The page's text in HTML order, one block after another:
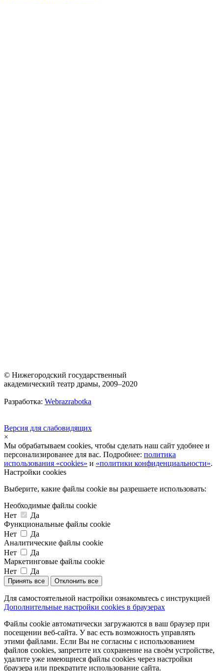
© Нижегородский государственный
академический театр драмы, 2009–2020
Разработка: Webrazrabotka
Версия для слабовидящих
×
Мы обрабатываем cookies, чтобы сделать наш сайт удобнее и
персонализированее для вас. Подробнее: политика
использования «cookies» и «политики конфиденциальности».
Настройки cookies
Выберите, какие файлы cookie вы разрешаете использовать:
Необходимые файлы cookie
Нет
Да
Функциональные файлы cookie
Нет
Да
Аналитические файлы cookie
Нет
Да
Маркетинговые файлы cookie
Нет
Да
Принять все Отклонить все
Для самостоятельной настройки ознакомьтесь с инструкцией
Дополнительные настройки cookies в браузерах
Файлы cookie автоматически загружаются в ваш браузер при
посещении веб-сайта. У вас есть возможность управлять
этими файлами. Если Вы не согласны с использованием
файлов cookies, запретите их сохранение на своём устройстве,
удалите уже имеющиеся файлы cookies через настройки
браузера или прекратите использование сайта.